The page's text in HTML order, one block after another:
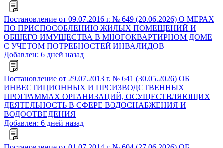
Постановление от 09.07.2016 г. № 649 (20.06.2026) О МЕРАХ
ПО ПРИСПОСОБЛЕНИЮ ЖИЛЫХ ПОМЕЩЕНИЙ И
ОБЩЕГО ИМУЩЕСТВА В МНОГОКВАРТИРНОМ ДОМЕ
С УЧЕТОМ ПОТРЕБНОСТЕЙ ИНВАЛИДОВ
Добавлен: 6 дней назад
Постановление от 29.07.2013 г. № 641 (30.05.2026) ОБ
ИНВЕСТИЦИОННЫХ И ПРОИЗВОДСТВЕННЫХ
ПРОГРАММАХ ОРГАНИЗАЦИЙ, ОСУЩЕСТВЛЯЮЩИХ
ДЕЯТЕЛЬНОСТЬ В СФЕРЕ ВОДОСНАБЖЕНИЯ И
ВОДООТВЕДЕНИЯ
Добавлен: 6 дней назад